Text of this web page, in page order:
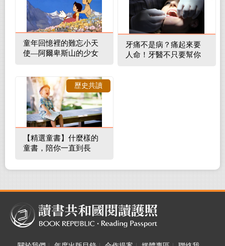
童年回憶裡的難忘小天
使—阿爾卑斯山的少女
牙痛不是病？痛起來要
人命！牙醫不只要幫你
【精選童書】什麼樣的
童書，陪你一直到長
歷史共讀